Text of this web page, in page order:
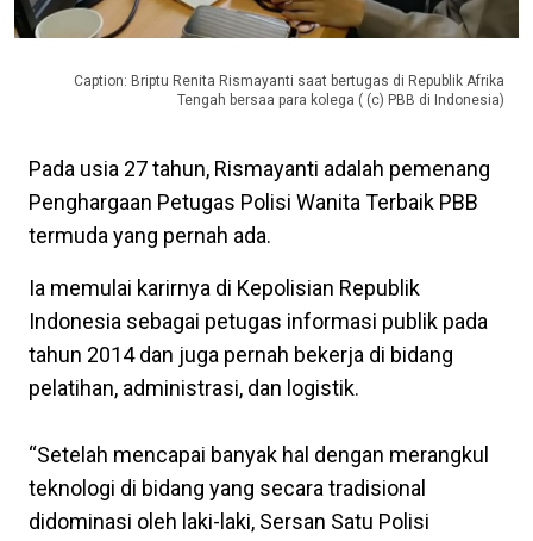
Caption: Briptu Renita Rismayanti saat bertugas di Republik Afrika
Tengah bersaa para kolega ( (c) PBB di Indonesia)
Pada usia 27 tahun, Rismayanti adalah pemenang
Penghargaan Petugas Polisi Wanita Terbaik PBB
termuda yang pernah ada.
Ia memulai karirnya di Kepolisian Republik
Indonesia sebagai petugas informasi publik pada
tahun 2014 dan juga pernah bekerja di bidang
pelatihan, administrasi, dan logistik.
“Setelah mencapai banyak hal dengan merangkul
teknologi di bidang yang secara tradisional
didominasi oleh laki-laki, Sersan Satu Polisi